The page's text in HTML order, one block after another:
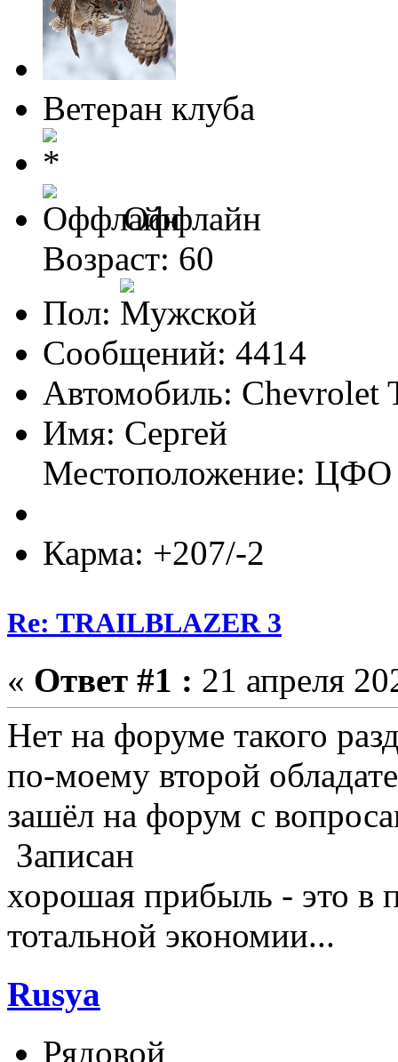
Ветеран клуба
Оффлайн
Возраст: 60
Пол:
Сообщений: 4414
Автомобиль:
Имя: Сергей
Местоположение: ЦФО
Карма: +207/-2
Re: TRAILBLAZER 3
« Ответ #1 : 21 апреля
Нет на форуме такого
по-моему второй
зашёл на форум с
Записан
хорошая прибыль - это в
тотальной экономии...
Rusya
Рядовой